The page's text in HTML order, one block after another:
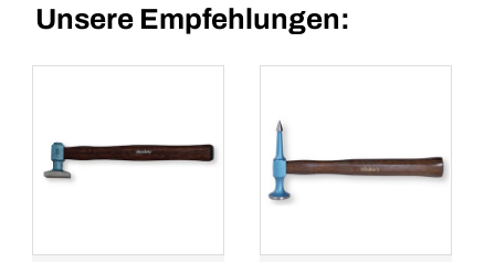
Unsere Empfehlungen: